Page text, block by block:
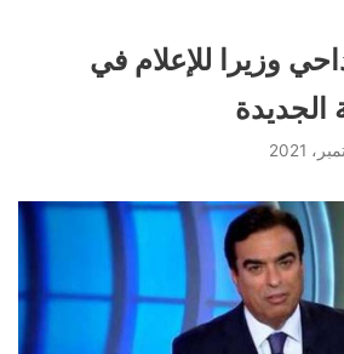
وزيرا للإعلام في
الجديدة